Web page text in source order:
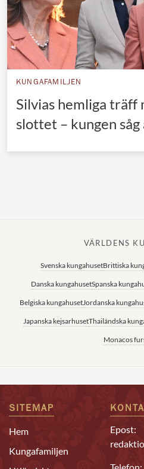
Nederländska
Belgiska
Jordanska
Luxemburgska
Japanska
Thailändska
KUNGAFAMILJEN
Silvias hemliga träff
slottet – kungen
VÄRLDENS
Svenska kungahusetBrittiska
Danska kungahusetSpanska
Belgiska kungahusetJordanska
Japanska kejsarhusetThailändska
Monacos
SITEMAP
Hem
Kungafamiljen
Epost: